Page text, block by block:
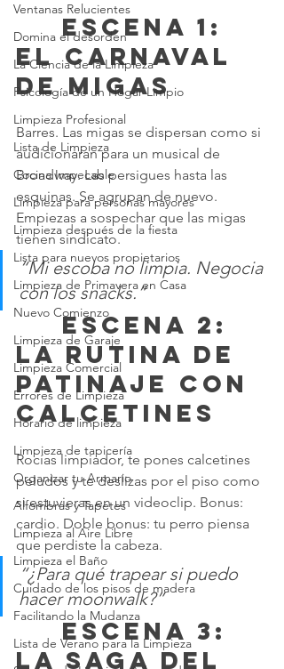
Ventanas Relucientes
Domina el desorden
La Ciencia de la Limpieza
Psicología de un Hogar Limpio
Limpieza Profesional
Lista de Limpieza
Cocina Impecable
Limpieza para personas mayores
Limpieza después de la fiesta
Lista para nuevos propietarios
Limpieza de Primavera en Casa
Nuevo Comienzo
Limpieza de Garaje
Limpieza Comercial
Errores de Limpieza
Horario de limpieza
Limpieza de tapicería
Organizar tu Armario
Alfombras y Tapetes
Limpieza al Aire Libre
Limpieza el Baño
Cuidado de los pisos de madera
Facilitando la Mudanza
Lista de Verano para la Limpieza
	 Escena 1:
El carnaval
de migas
Barres. Las migas se dispersan como si
audicionaran para un musical de
Broadway. Las persigues hasta las
esquinas. Se agrupan de nuevo.
Empiezas a sospechar que las migas
tienen sindicato.
“Mi escoba no limpia. Negocia
con los snacks.”
	 Escena 2:
La rutina de
patinaje con
calcetines
Rocías limpiador, te pones calcetines
peludos y te deslizas por el piso como
si estuvieras en un videoclip. Bonus:
cardio. Doble bonus: tu perro piensa
que perdiste la cabeza.
“¿Para qué trapear si puedo
hacer moonwalk?”
	 Escena 3:
La saga del